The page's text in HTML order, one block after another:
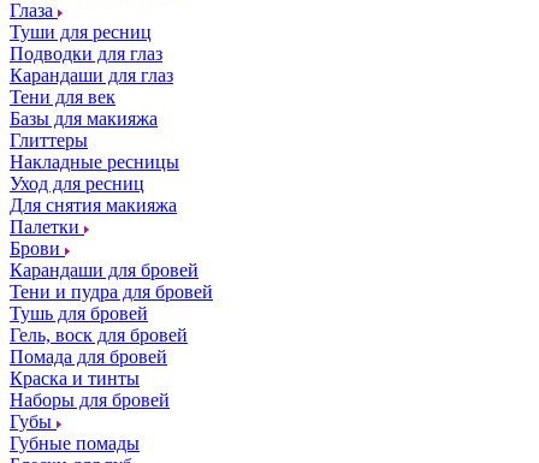
Глаза
Туши для ресниц
Подводки для глаз
Карандаши для глаз
Тени для век
Базы для макияжа
Глиттеры
Накладные ресницы
Уход для ресниц
Для снятия макияжа
Палетки
Брови
Карандаши для бровей
Тени и пудра для бровей
Тушь для бровей
Гель, воск для бровей
Помада для бровей
Краска и тинты
Наборы для бровей
Губы
Губные помады